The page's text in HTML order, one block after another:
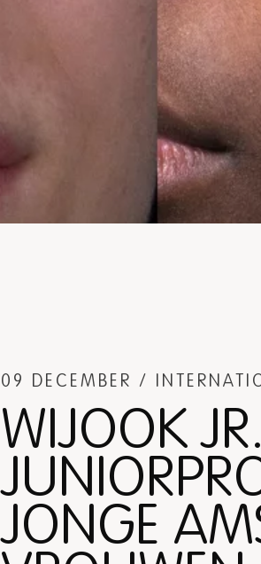
09 DECEMBER /
WIJOOK
JONGE